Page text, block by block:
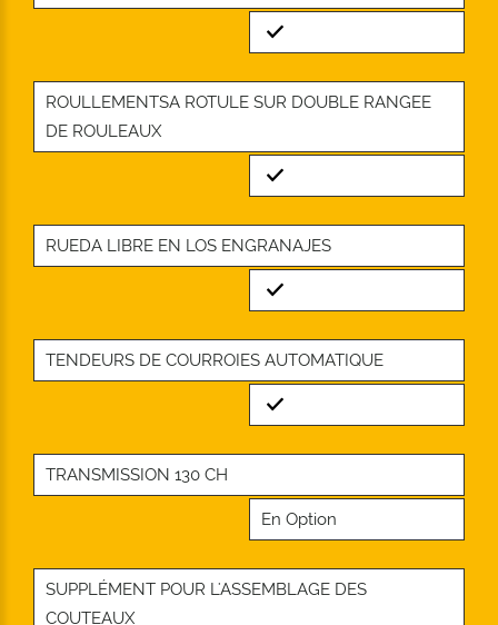
Standard
ROULLEMENTSA ROTULE SUR DOUBLE RANGEE
DE ROULEAUX
Standard
RUEDA LIBRE EN LOS ENGRANAJES
Standard
TENDEURS DE COURROIES AUTOMATIQUE
Standard
TRANSMISSION 130 CH
En Option
SUPPLÉMENT POUR L'ASSEMBLAGE DES
COUTEAUX